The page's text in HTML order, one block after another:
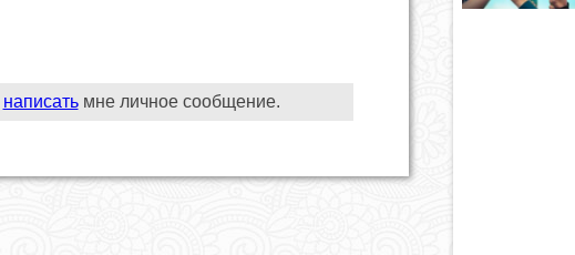
написатьмне личное сообщение.